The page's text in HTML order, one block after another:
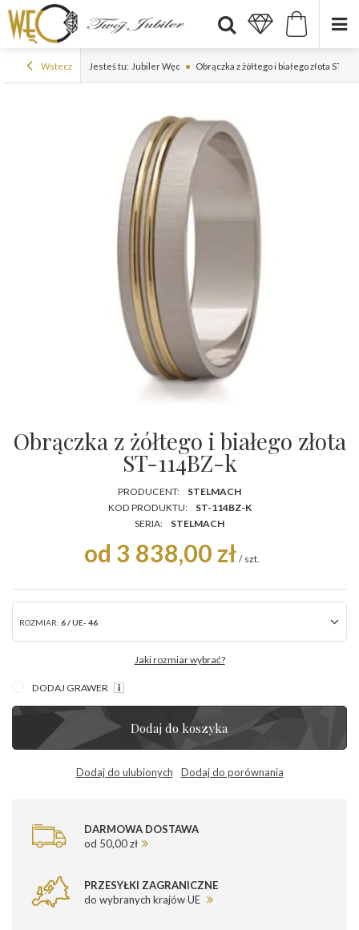
Wstecz Jesteś tu: Jubiler Węc Obrączka z żółtego i białego złota ST-
Obrączka z żółtego i białego złota
ST-114BZ-k
PRODUCENT:
STELMACH
KOD PRODUKTU:
ST-114BZ-K
SERIA:
STELMACH
od 3 838,00 zł / szt.
ROZMIAR: 6 / UE- 46
Jaki rozmiar wybrać?
DODAJ GRAWER
Dodaj do koszyka
Dodaj do ulubionych Dodaj do porównania
DARMOWA DOSTAWA
od 50,00 zł
PRZESYŁKI ZAGRANICZNE
do wybranych krajów UE